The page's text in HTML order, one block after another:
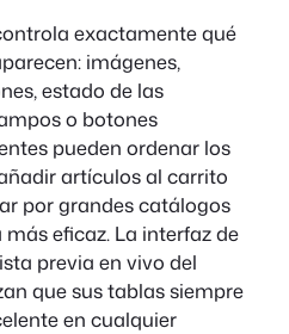
exactamente qué
imágenes,
estado de las
o botones
pueden ordenar los
artículos al carrito
por grandes catálogos
eficaz. La interfaz de
previa en vivo del
que sus tablas siempre
en cualquier